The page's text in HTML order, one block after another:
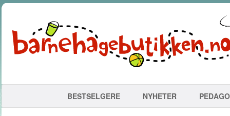
BESTSELGERE NYHETER